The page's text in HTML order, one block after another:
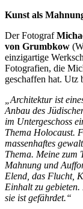
Kunst als
Der Fotograf
von Grumbkow
einzigartige
Fotografien, die
geschaffen hat. Utz
„Architektur ist
Anbau des
im Untergeschoss
Thema Holocaust.
massenhaftes
Thema. Meine zum
Mahnung und
Elend, das Flucht,
Einhalt zu
sie ist gefährdet.“